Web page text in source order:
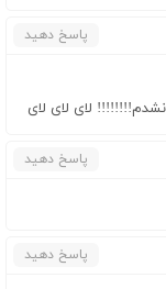
پاسخ دهید
لای لای لای
پاسخ دهید
پاسخ دهید